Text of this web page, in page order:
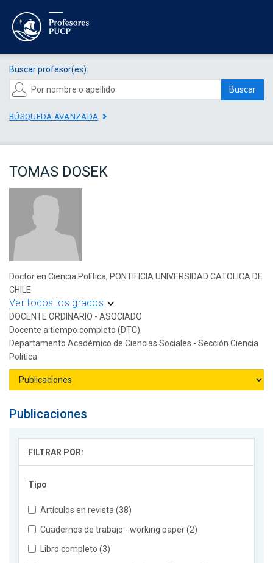
Buscar profesor(es):
Buscar
BÚSQUEDA AVANZADA
TOMAS DOSEK
Doctor en Ciencia Política, PONTIFICIA UNIVERSIDAD CATOLICA DE
CHILE
Ver todos los grados
DOCENTE ORDINARIO - ASOCIADO
Docente a tiempo completo (DTC)
Departamento Académico de Ciencias Sociales - Sección Ciencia
Política
Publicaciones
FILTRAR POR:
Tipo
Artículos en revista (38)
Cuadernos de trabajo - working paper (2)
Libro completo (3)